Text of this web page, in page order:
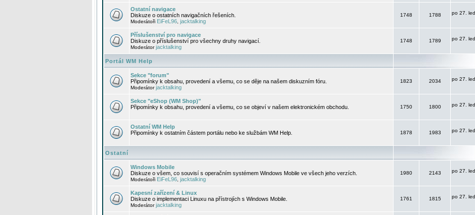
Ostatní navigace
Diskuze o ostatních navigačních řešeních.
Moderátoři EiFeL96 jacktalking
1748 1788 po 27.
Příslušenství pro navigace
Diskuze o příslušenství pro všechny druhy navigací.
Moderátorjacktalking
1748 1789 po 27.
Portál WM Help
Sekce "forum"
Připomínky k obsahu, provedení a všemu, co se děje na našem diskuzním fóru.
Moderátorjacktalking
1823 2034 po 27.
Sekce "eShop (WM Shop)"
Připomínky k obsahu, provedení a všemu, co se objeví v našem elektronickém obchodu.
1750 1800 po 27.
Ostatní WM Help
Připomínky k ostatním částem portálu nebo ke službám WM Help.
1878 1983 po 27.
Ostatní
Windows Mobile
Diskuze o všem, co souvisí s operačním systémem Windows Mobile ve všech jeho verzích.
Moderátoři EiFeL96 jacktalking
1980 2143 po 27.
Kapesní zařízení & Linux
Diskuze o implementaci Linuxu na přístrojích s Windows Mobile.
Moderátorjacktalking
1761 1815 po 27.